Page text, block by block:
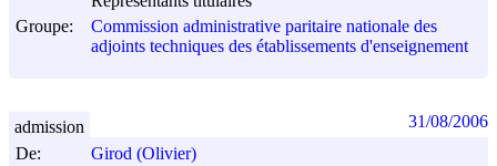
Groupe:
Commission administrative paritaire nationale des
adjoints techniques des établissements d'enseignement
De:
Girod (Olivier)
admission 31/08/2006